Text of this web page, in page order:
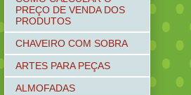
PREÇO DE VENDA DOS
PRODUTOS
CHAVEIRO COM SOBRA
ARTES PARA PEÇAS
ALMOFADAS